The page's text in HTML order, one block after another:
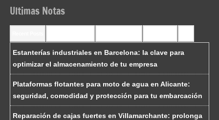
Ultimas Notas
Estanterías industriales en Barcelona: la clave para
optimizar el almacenamiento de tu empresa
Plataformas flotantes para moto de agua en Alicante:
seguridad, comodidad y protección para tu embarcación
Reparación de cajas fuertes en Villamarchante: prolonga